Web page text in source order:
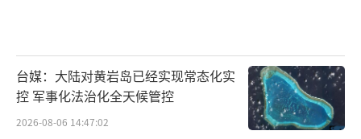
元，增幅高达46%。如果算上保障F-35正常使
用所需的基础设施和导弹，还将额外投入55亿
台媒：大陆对黄岩岛已经实现常态化实
控 军事化法治化全天候管控
2026-08-06 14:47:02